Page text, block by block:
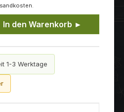
Gib den
In den Warenkorb ►
1-3 Werktage